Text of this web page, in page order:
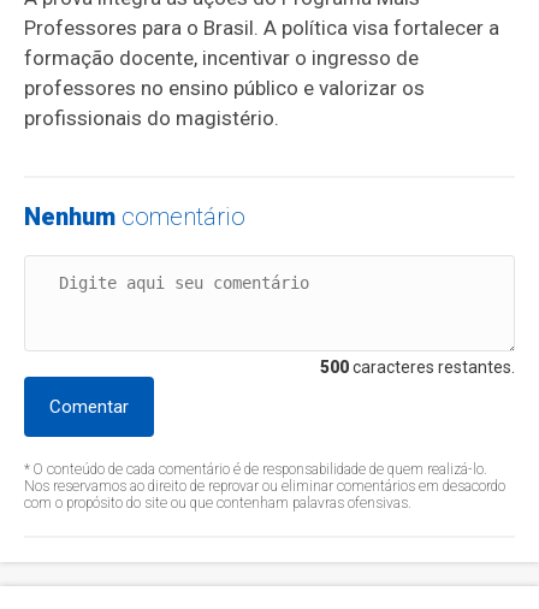
Professores para o Brasil. A política visa fortalecer a
formação docente, incentivar o ingresso de
professores no ensino público e valorizar os
profissionais do magistério.
Nenhum comentário
500caracteres restantes.
Comentar
* O conteúdo de cada comentário é de responsabilidade de quem realizá-lo.
Nos reservamos ao direito de reprovar ou eliminar comentários em desacordo
com o propósito do site ou que contenham palavras ofensivas.